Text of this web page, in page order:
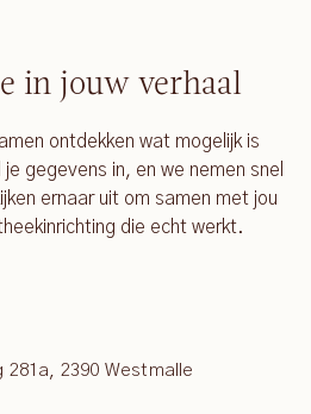
in jouw verhaal
ontdekken wat mogelijk is
gegevens in, en we nemen snel
ernaar uit om samen met jou
die echt werkt.
2390 Westmalle